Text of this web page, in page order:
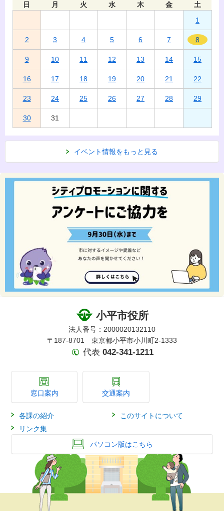
日 月 火 水 木 金
土
1
2 3 4 5 6 7 8
9 10 11 12 13 14 15
16 17 18 19 20 21 22
23 24 25 26 27 28 29
30 31
イベント情報をもっと見る
小平市役所
法人番号：2000020132110
〒187-8701 東京都小平市小川町2-1333
代表 042-341-1211
窓口案内 交通案内
各課の紹介
このサイトについて
リンク集
パソコン版はこちら